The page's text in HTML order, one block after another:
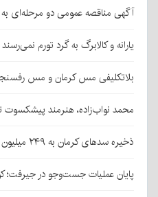
آگهی مناقصه عمومی دو مرحله‌ای به شماره ۰۵-۱۴۰۵
یارانه و کالابرگ به گرد تورم نمی‌رسند
بلاتکلیفی مس کرمان و مس
محمد نواب‌زاده، هنرمند پیشکسوت
ذخیره سدهای کرمان به ۲۴۹ میلیون مترمکعب رسید
پایان عملیات جست‌وجو در جیرفت؛ کودک ۴ ساله دلفاردی